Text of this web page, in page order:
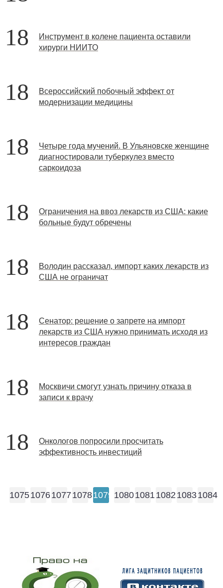
18
Инструмент в колене пациента оставили
хирурги НИИТО
18
Всероссийский побочный эффект от
модернизации медицины
18
Четыре года мучений. В Ульяновске женщине
диагностировали туберкулез вместо
саркоидоза
18
Ограничения на ввоз лекарств из США: какие
больные будут обречены
18
Володин рассказал, импорт каких лекарств из
США не ограничат‍
18
Сенатор: решение о запрете на импорт
лекарств из США нужно принимать исходя из
интересов граждан
18
Москвичи смогут узнать причину отказа в
записи к врачу
18
Онкологов попросили просчитать
эффективность инвестиций
107510761077 10781079 10801081 1082 10831084